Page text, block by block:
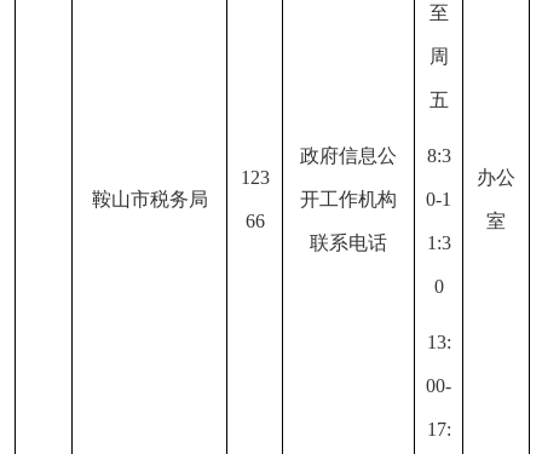
鞍山市税务局
123
66
政府信息公
开工作机构
联系电话
至
周
五
8:3
0-1
1:3
0
13:
00-
17:
办公
室